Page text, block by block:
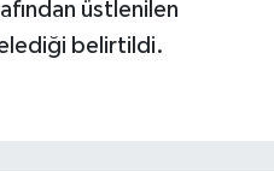
üstlenilen
belirtildi.